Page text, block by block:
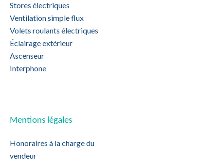
Stores électriques
Ventilation simple flux
Volets roulants électriques
Éclairage extérieur
Ascenseur
Interphone
Mentions légales
Honoraires à la charge du
vendeur